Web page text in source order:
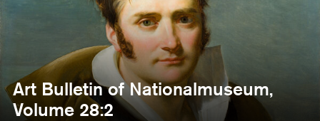
Art Bulletin of Nationalmuseum,
Volume 28:2